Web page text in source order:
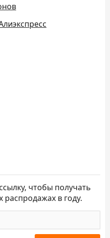
чтобы получать
распродажах в году.